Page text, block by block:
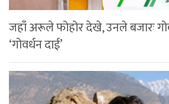
जहाँ अरूले फोहोर देखे, उनले बजारः
‘गोवर्धन दाई’